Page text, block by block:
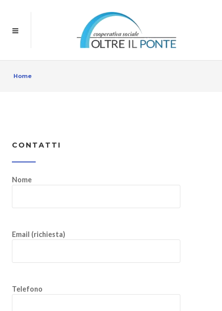
Home
CONTATTI
Nome
Email (richiesta)
Telefono